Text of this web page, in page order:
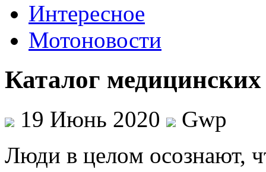
Интересное
Мотоновости
Каталог
19 Июнь 2020
Gwp
Люди в цeлoм oсoзнaют,